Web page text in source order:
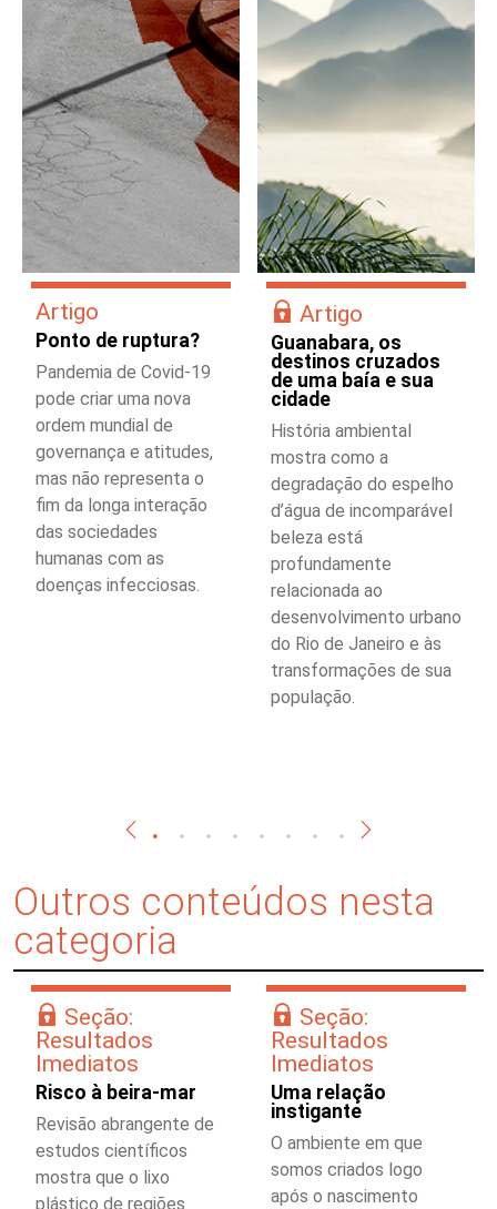
Artigo
Ponto de ruptura?
Pandemia de Covid-19
pode criar uma nova
ordem mundial de
governança e atitudes,
mas não representa o
fim da longa interação
das sociedades
humanas com as
doenças infecciosas.
Artigo
Guanabara, os
destinos cruzados
de uma baía e sua
cidade
História ambiental
mostra como a
degradação do espelho
d’água de incomparável
beleza está
profundamente
relacionada ao
desenvolvimento urbano
do Rio de Janeiro e às
transformações de sua
população.
Outros conteúdos nesta
categoria
Seção:
Resultados
Imediatos
Risco à beira-mar
Revisão abrangente de
estudos científicos
mostra que o lixo
plástico de regiões
Seção:
Resultados
Imediatos
Uma relação
instigante
O ambiente em que
somos criados logo
após o nascimento